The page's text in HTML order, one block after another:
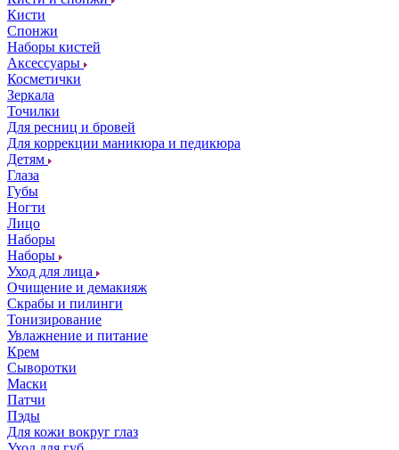
Кисти
Спонжи
Наборы кистей
Аксессуары
Косметички
Зеркала
Точилки
Для ресниц и бровей
Для коррекции маникюра и педикюра
Детям
Глаза
Губы
Ногти
Лицо
Наборы
Наборы
Уход для лица
Очищение и демакияж
Скрабы и пилинги
Тонизирование
Увлажнение и питание
Крем
Сыворотки
Маски
Патчи
Пэды
Для кожи вокруг глаз